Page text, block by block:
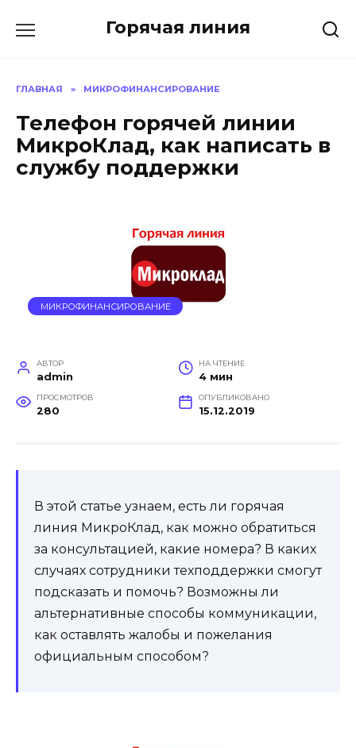
Горячая линия
ГЛАВНАЯ » МИКРОФИНАНСИРОВАНИЕ
Телефон горячей линии
МикроКлад, как написать в
службу поддержки
МИКРОФИНАНСИРОВАНИЕ
АВТОР
admin
НА ЧТЕНИЕ
4 мин
ПРОСМОТРОВ
280
ОПУБЛИКОВАНО
15.12.2019
В этой статье узнаем, есть ли горячая
линия МикроКлад, как можно обратиться
за консультацией, какие номера? В каких
случаях сотрудники техподдержки смогут
подсказать и помочь? Возможны ли
альтернативные способы коммуникации,
как оставлять жалобы и пожелания
официальным способом?